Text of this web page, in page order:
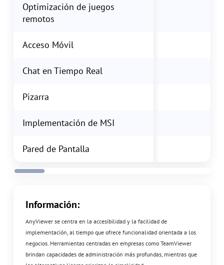
Optimización de juegos
remotos
Acceso Móvil
Chat en Tiempo Real
Pizarra
Implementación de MSI
Pared de Pantalla
Información:
AnyViewer se centra en la accesibilidad y la facilidad de
implementación, al tiempo que ofrece funcionalidad orientada a los
negocios. Herramientas centradas en empresas como TeamViewer
brindan capacidades de administración más profundas, mientras que